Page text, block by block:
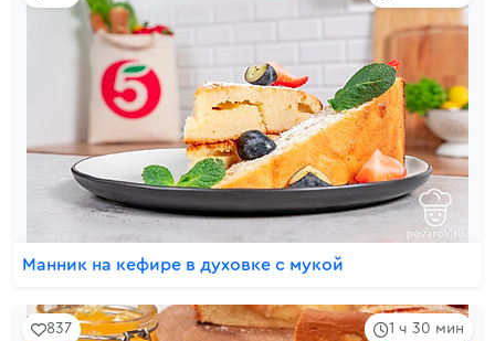
Манник на кефире в духовке с мукой
1 ч 30 мин
837